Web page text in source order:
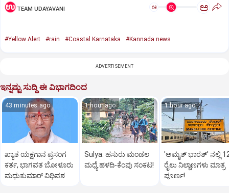
TEAM UDAYAVANI ಅ ಅ
#Yellow Alert #rain #Coastal Karnataka #Kannada news
ADVERTISEMENT
ಇನ್ನಷ್ಟು ಸುದ್ದಿ ಈ ವಿಭಾಗದಿಂದ
43 minutes ago
ಖ್ಯಾತ ಯಕ್ಷಗಾನ ಪ್ರಸಂಗ
ಕರ್ತ, ಭಾಗವತ ಬೋಳೂರು
ಮಧುಕುಮಾರ್ ವಿಧಿವಶ
1 hour ago
Sulya: ಹಸುರು ಮಂಡಲ
ಮಧ್ಯೆ ಹಳದಿ-ಕೆಂಪು ಸಂಕಟ!
1 hour ago
'ಅಮೃತ್‌ ಭಾರತ್‌' ನಲ್ಲಿ
ರೈಲು ನಿಲ್ದಾಣಗಳು ಮಾತ್ರ
ಪೂರ್ಣ!